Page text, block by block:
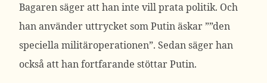
Bagaren säger att han inte vill prata politik. Och
han använder uttrycket som Putin äskar ””den
speciella militäroperationen”. Sedan säger han
också att han fortfarande stöttar Putin.